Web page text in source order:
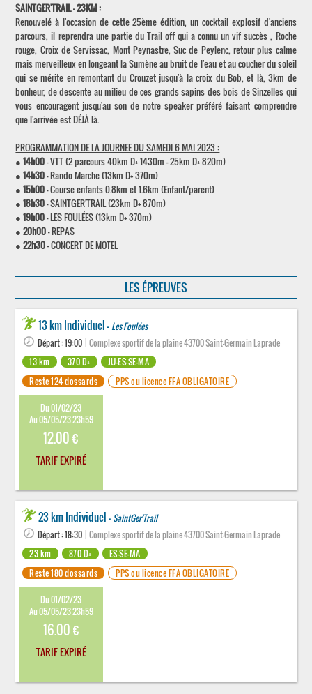
SAINTGER'TRAIL - 23KM :
Renouvelé à l'occasion de cette 25ème édition, un cocktail explosif d'anciens
parcours, il reprendra une partie du Trail off qui a connu un vif succès , Roche
rouge, Croix de Servissac, Mont Peynastre, Suc de Peylenc, retour plus calme
mais merveilleux en longeant la Sumène au bruit de l'eau et au coucher du soleil
qui se mérite en remontant du Crouzet jusqu'à la croix du Bob, et là, 3km de
bonheur, de descente au milieu de ces grands sapins des bois de Sinzelles qui
vous encouragent jusqu'au son de notre speaker préféré faisant comprendre
que l'arrivée est DÉJÀ là.
PROGRAMMATION DE LA JOURNEE DU SAMEDI 6 MAI 2023 :
●14h00- VTT (2 parcours 40km D+ 1430m - 25km D+ 820m)
●14h30- Rando Marche (13km D+ 370m)
●15h00- Course enfants 0.8km et 1.6km (Enfant/parent)
●18h30- SAINTGER'TRAIL (23km D+ 870m)
●19h00- LES FOULÉES (13km D+ 370m)
●20h00- REPAS
●22h30- CONCERT DE MOTEL
LES ÉPREUVES
13 km Individuel - Les Foulées
Départ : 19:00 | Complexe sportif de la plaine 43700 Saint-Germain Laprade
13 km
370 D+
JU-ES-SE-MA
Reste 124 dossards
PPS ou licence FFA OBLIGATOIRE
Du 01/02/23
Au 05/05/23 23h59
12.00 €
TARIF EXPIRÉ
23 km Individuel - SaintGer'Trail
Départ : 18:30 | Complexe sportif de la plaine 43700 Saint-Germain Laprade
23 km
870 D+
ES-SE-MA
Reste 180 dossards
PPS ou licence FFA OBLIGATOIRE
Du 01/02/23
Au 05/05/23 23h59
16.00 €
TARIF EXPIRÉ